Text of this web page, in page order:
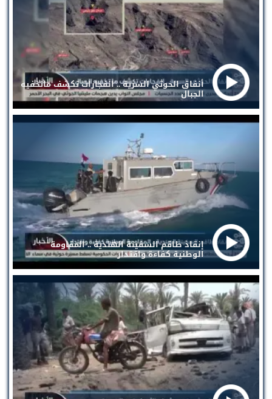
أنفاق الحوثي السرية .. انفجارات تكشف ماتخفيه
الجبال
إنقاذ طاقم السفينة الهندية .. المقاومة
الوطنية كفاءة واقتدار